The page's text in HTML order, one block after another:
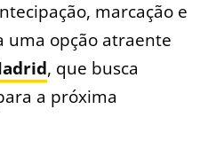
marcação e
uma opção atraente
, que busca
a próxima